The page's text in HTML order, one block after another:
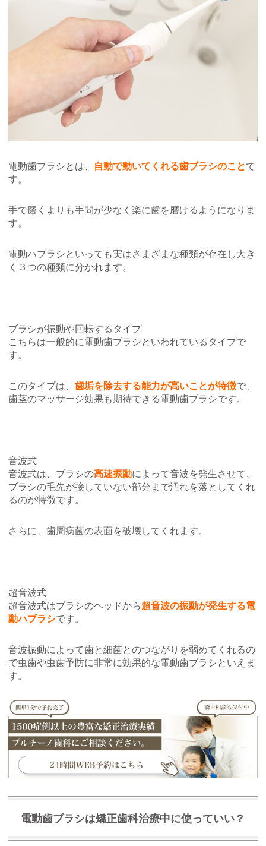
電動歯ブラシとは、 自動で動いてくれる歯ブラシのことで
す。
手で磨くよりも手間が少なく楽に歯を磨けるようになりま
す。
電動ハブラシといっても実はさまざまな種類が存在し大き
く３つの種類に分かれます。
ブラシが振動や回転するタイプ
こちらは一般的に電動歯ブラシといわれているタイプで
す。
このタイプは、 歯垢を除去する能力が高いことが特徴で、
歯茎のマッサージ効果も期待できる電動歯ブラシです。
音波式
音波式は、ブラシの高速振動によって音波を発生させて、
ブラシの毛先が接していない部分まで汚れを落としてくれ
るのが特徴です。
さらに、歯周病菌の表面を破壊してくれます。
超音波式
超音波式はブラシのヘッドから超音波の振動が発生する電
動ハブラシです。
音波振動によって歯と細菌とのつながりを弱めてくれるの
で虫歯や虫歯予防に非常に効果的な電動歯ブラシといえま
す。
電動歯ブラシは矯正歯科治療中に使っていい？